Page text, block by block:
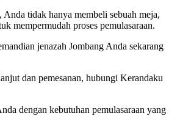
tidak hanya membeli sebuah meja,
mempermudah proses pemulasaraan.
jenazah Jombang Anda sekarang
dan pemesanan, hubungi Kerandaku
dengan kebutuhan pemulasaraan yang